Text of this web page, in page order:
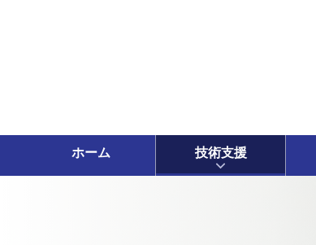
ホーム 技術支援